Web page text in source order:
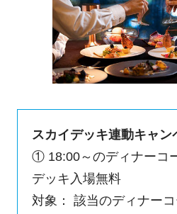
スカイデッキ連動キャン
① 18:00～のディナーコ
デッキ入場無料
対象： 該当のディナー